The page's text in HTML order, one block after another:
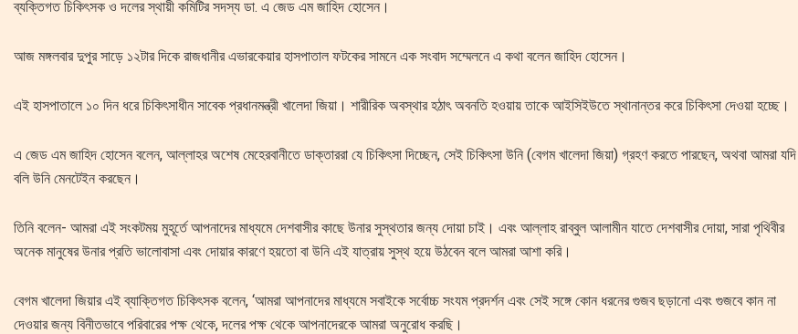
ব্যক্তিগত চিকিৎসক ও দলের স্থায়ী কমিটির সদস্য ডা. এ জেড এম জাহিদ হোসেন।
আজ মঙ্গলবার দুপুর সাড়ে ১২টার দিকে রাজধানীর এভারকেয়ার হাসপাতাল ফটকের সামনে এক সংবাদ সম্মেলনে এ কথা বলেন জাহিদ হোসেন।
এই হাসপাতালে ১০ দিন ধরে চিকিৎসাধীন সাবেক প্রধানমন্ত্রী খালেদা জিয়া। শারীরিক অবস্থার হঠাৎ অবনতি হওয়ায় তাকে আইসিইউতে স্থানান্তর করে চিকিৎসা দেওয়া হচ্ছে।
এ জেড এম জাহিদ হোসেন বলেন, আল্লাহর অশেষ মেহেরবানীতে ডাক্তাররা যে চিকিৎসা দিচ্ছেন, সেই চিকিৎসা উনি (বেগম খালেদা জিয়া) গ্রহণ করতে পারছেন, অথবা আমরা যদি
বলি উনি মেনটেইন করছেন।
তিনি বলেন- আমরা এই সংকটময় মুহূর্তে আপনাদের মাধ্যমে দেশবাসীর কাছে উনার সুস্থতার জন্য দোয়া চাই। এবং আল্লাহ রাব্বুল আলামীন যাতে দেশবাসীর দোয়া, সারা পৃথিবীর
অনেক মানুষের উনার প্রতি ভালোবাসা এবং দোয়ার কারণে হয়তো বা উনি এই যাত্রায় সুস্থ হয়ে উঠবেন বলে আমরা আশা করি।
বেগম খালেদা জিয়ার এই ব্যাক্তিগত চিকিৎসক বলেন, ‘আমরা আপনাদের মাধ্যমে সবাইকে সর্বোচ্চ সংযম প্রদর্শন এবং সেই সঙ্গে কোন ধরনের গুজব ছড়ানো এবং গুজবে কান না
দেওয়ার জন্য বিনীতভাবে পরিবারের পক্ষ থেকে, দলের পক্ষ থেকে আপনাদেরকে আমরা অনুরোধ করছি।